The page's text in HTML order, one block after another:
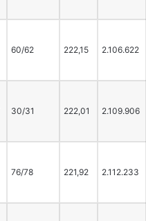
60/62 222,15 2.106.622
30/31 222,01 2.109.906
76/78 221,92 2.112.233